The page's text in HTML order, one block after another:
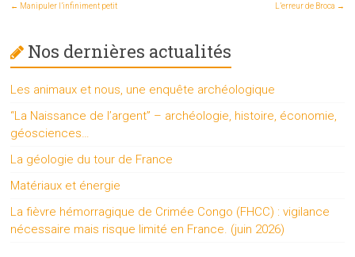
← Manipuler l’infiniment petit L’erreur de Broca →
Nos dernières actualités
Les animaux et nous, une enquête archéologique
“La Naissance de l’argent” – archéologie, histoire, économie,
géosciences…
La géologie du tour de France
Matériaux et énergie
La fièvre hémorragique de Crimée Congo (FHCC) : vigilance
nécessaire mais risque limité en France. (juin 2026)